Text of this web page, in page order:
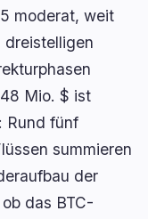
moderat, weit
dreistelligen
Mio. $ ist
Rund fünf
summieren
der
das BTC-